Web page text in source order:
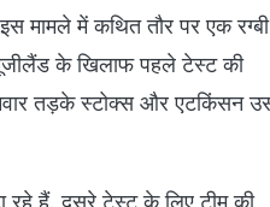
मामले में कथित तौर पर एक रग्बी
के खिलाफ पहले टेस्ट की
तड़के स्टोक्स और एटकिंसन
रहे हैं. दूसरे टेस्ट के लिए टीम की